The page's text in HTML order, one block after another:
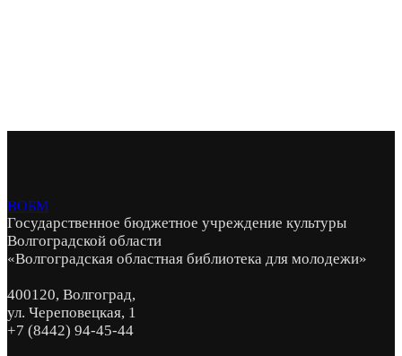
ВОБМ
Государственное бюджетное учреждение культуры
Волгоградской области
«Волгоградская областная библиотека для молодежи»
400120, Волгоград,
ул. Череповецкая, 1
+7 (8442) 94-45-44